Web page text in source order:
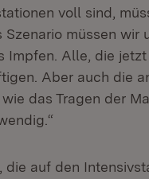
voll sind,
müssen
Impfen. Alle, die
Aber auch die
wie das Tragen der
die auf den